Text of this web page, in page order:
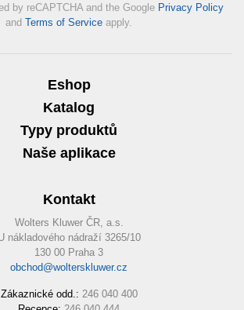
by reCAPTCHA and the Google Privacy Policy
and Terms of Service apply.
Eshop
Katalog
Typy produktů
Naše aplikace
Kontakt
Wolters Kluwer ČR, a.s.
nákladového nádraží 3265/10
130 00 Praha 3
obchod@wolterskluwer.cz
Zákaznické odd.: 246 040 400